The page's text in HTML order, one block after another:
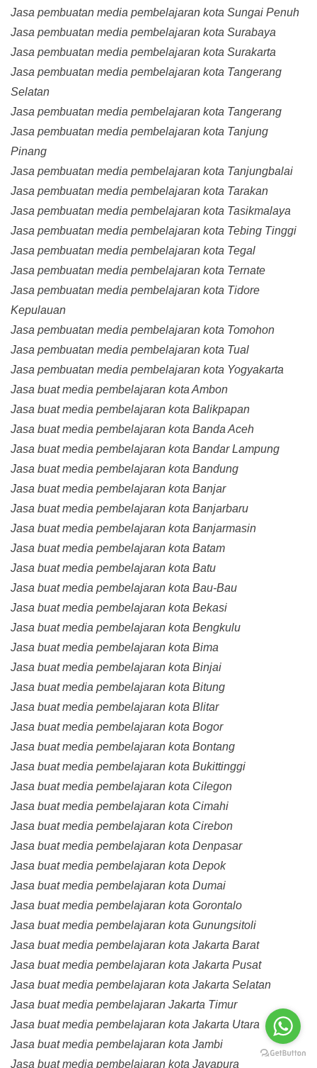
Jasa pembuatan media pembelajaran kota Sungai Penuh
Jasa pembuatan media pembelajaran kota Surabaya
Jasa pembuatan media pembelajaran kota Surakarta
Jasa pembuatan media pembelajaran kota Tangerang
Selatan
Jasa pembuatan media pembelajaran kota Tangerang
Jasa pembuatan media pembelajaran kota Tanjung
Pinang
Jasa pembuatan media pembelajaran kota Tanjungbalai
Jasa pembuatan media pembelajaran kota Tarakan
Jasa pembuatan media pembelajaran kota Tasikmalaya
Jasa pembuatan media pembelajaran kota Tebing Tinggi
Jasa pembuatan media pembelajaran kota Tegal
Jasa pembuatan media pembelajaran kota Ternate
Jasa pembuatan media pembelajaran kota Tidore
Kepulauan
Jasa pembuatan media pembelajaran kota Tomohon
Jasa pembuatan media pembelajaran kota Tual
Jasa pembuatan media pembelajaran kota Yogyakarta
Jasa buat media pembelajaran kota Ambon
Jasa buat media pembelajaran kota Balikpapan
Jasa buat media pembelajaran kota Banda Aceh
Jasa buat media pembelajaran kota Bandar Lampung
Jasa buat media pembelajaran kota Bandung
Jasa buat media pembelajaran kota Banjar
Jasa buat media pembelajaran kota Banjarbaru
Jasa buat media pembelajaran kota Banjarmasin
Jasa buat media pembelajaran kota Batam
Jasa buat media pembelajaran kota Batu
Jasa buat media pembelajaran kota Bau-Bau
Jasa buat media pembelajaran kota Bekasi
Jasa buat media pembelajaran kota Bengkulu
Jasa buat media pembelajaran kota Bima
Jasa buat media pembelajaran kota Binjai
Jasa buat media pembelajaran kota Bitung
Jasa buat media pembelajaran kota Blitar
Jasa buat media pembelajaran kota Bogor
Jasa buat media pembelajaran kota Bontang
Jasa buat media pembelajaran kota Bukittinggi
Jasa buat media pembelajaran kota Cilegon
Jasa buat media pembelajaran kota Cimahi
Jasa buat media pembelajaran kota Cirebon
Jasa buat media pembelajaran kota Denpasar
Jasa buat media pembelajaran kota Depok
Jasa buat media pembelajaran kota Dumai
Jasa buat media pembelajaran kota Gorontalo
Jasa buat media pembelajaran kota Gunungsitoli
Jasa buat media pembelajaran kota Jakarta Barat
Jasa buat media pembelajaran kota Jakarta Pusat
Jasa buat media pembelajaran kota Jakarta Selatan
Jasa buat media pembelajaran Jakarta Timur
Jasa buat media pembelajaran kota Jakarta Utara
Jasa buat media pembelajaran kota Jambi
Jasa buat media pembelajaran kota Jayapura